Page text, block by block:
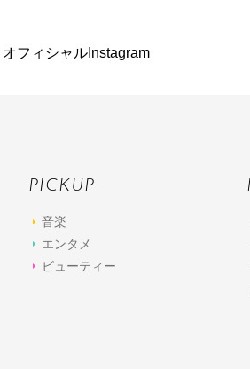
フィシャルInstagram
PICKUP
音楽
エンタメ
ビューティー